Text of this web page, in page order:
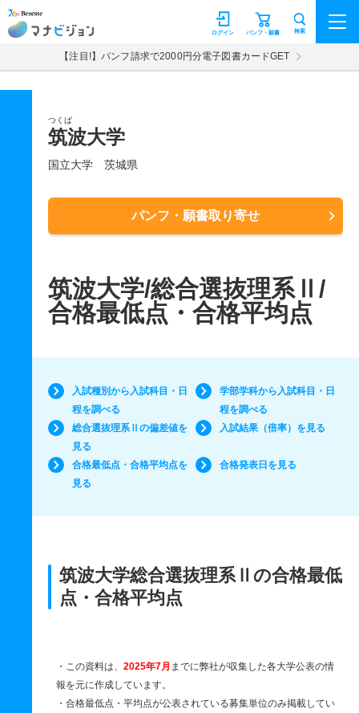
マナビジョン パンフ・願書
ログイン 検索
【注目!】パンフ請求で2000円分電子図書カードGET
つくば
筑波大学
国立大学 茨城県
パンフ・願書取り寄せ
筑波大学/総合選抜理系Ⅱ/
合格最低点・合格平均点
入試種別から入試科目・日
程を調べる
学部学科から入試科目・日
程を調べる
総合選抜理系Ⅱの偏差値を
見る
入試結果（倍率）を見る
合格最低点・合格平均点を
見る
合格発表日を見る
筑波大学総合選抜理系Ⅱの合格最低
点・合格平均点
・この資料は、 2025年7月 までに弊社が収集した各大学公表の情
報を元に作成しています。
・合格最低点・平均点が公表されている募集単位のみ掲載してい